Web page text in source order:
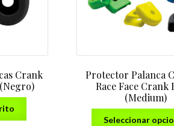
Crank
Protector Palanca
Race Face Crank
(Medium)
Seleccionar